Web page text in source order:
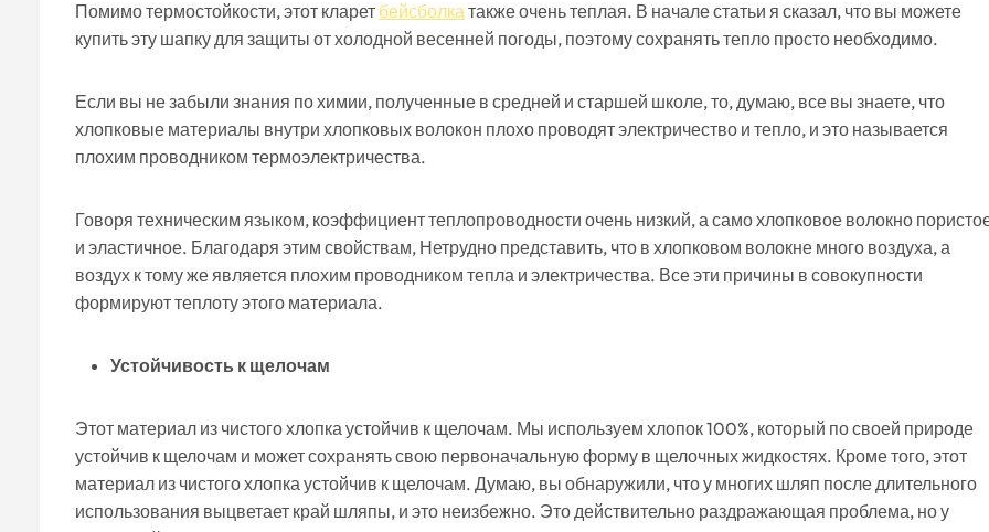
Помимо термостойкости, этот кларет бейсболкатакже очень теплая. В начале статьи я сказал, что вы можете
купить эту шапку для защиты от холодной весенней погоды, поэтому сохранять тепло просто необходимо.
Если вы не забыли знания по химии, полученные в средней и старшей школе, то, думаю, все вы знаете, что
хлопковые материалы внутри хлопковых волокон плохо проводят электричество и тепло, и это называется
плохим проводником термоэлектричества.
Говоря техническим языком, коэффициент теплопроводности очень низкий, а само хлопковое волокно
и эластичное. Благодаря этим свойствам, Нетрудно представить, что в хлопковом волокне много воздуха, а
воздух к тому же является плохим проводником тепла и электричества. Все эти причины в совокупности
формируют теплоту этого материала.
Устойчивость к щелочам
Этот материал из чистого хлопка устойчив к щелочам. Мы используем хлопок 100%, который по своей природе
устойчив к щелочам и может сохранять свою первоначальную форму в щелочных жидкостях. Кроме того, этот
материал из чистого хлопка устойчив к щелочам. Думаю, вы обнаружили, что у многих шляп после длительного
использования выцветает край шляпы, и это неизбежно. Это действительно раздражающая проблема, но у